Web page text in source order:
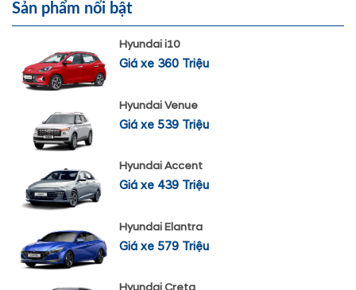
Sản phẩm nổi bật
Hyundai i10
Giá xe 360 Triệu
Hyundai Venue
Giá xe 539 Triệu
Hyundai Accent
Giá xe 439 Triệu
Hyundai Elantra
Giá xe 579 Triệu